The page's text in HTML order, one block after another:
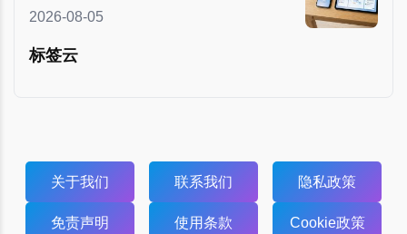
2026-08-05
标签云
关于我们 联系我们 隐私政策
免责声明 使用条款 Cookie政策